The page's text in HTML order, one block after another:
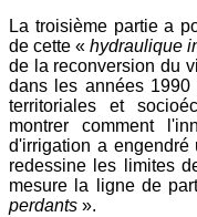
La troisième partie a
de cette «hydraulique
de la reconversion du
dans les années 1990
territoriales et
montrer comment
d'irrigation a
redessine les limites
mesure la ligne de
perdants ».